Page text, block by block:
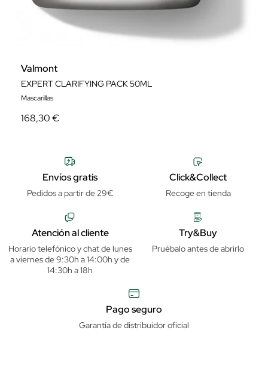
Valmont
EXPERT CLARIFYING PACK 50ML
Mascarillas
168,30 €
Envíos gratis
Pedidos a partir de 29€
Click&Collect
Recoge en tienda
Atención al cliente
Horario telefónico y chat de lunes
a viernes de 9:30h a 14:00h y de
14:30h a 18h
Try&Buy
Pruébalo antes de abrirlo
Pago seguro
Garantía de distribuidor oficial